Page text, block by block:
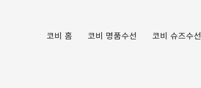
코비 홈 코비 명품수선 코비 슈즈수선